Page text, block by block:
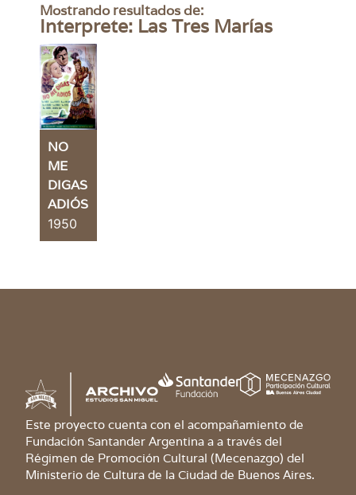
Mostrando resultados de:
Interprete: Las Tres Marías
NO
ME
DIGAS
ADIÓS
1950
Este proyecto cuenta con el acompañamiento de
Fundación Santander Argentina a a través del
Régimen de Promoción Cultural (Mecenazgo) del
Ministerio de Cultura de la Ciudad de Buenos Aires.